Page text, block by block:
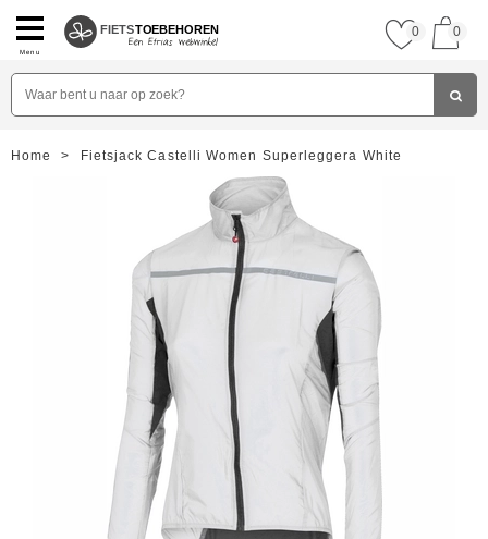
Menu
FIETSTOEBEHOREN 0 0
Home > Fietsjack Castelli Women Superleggera White